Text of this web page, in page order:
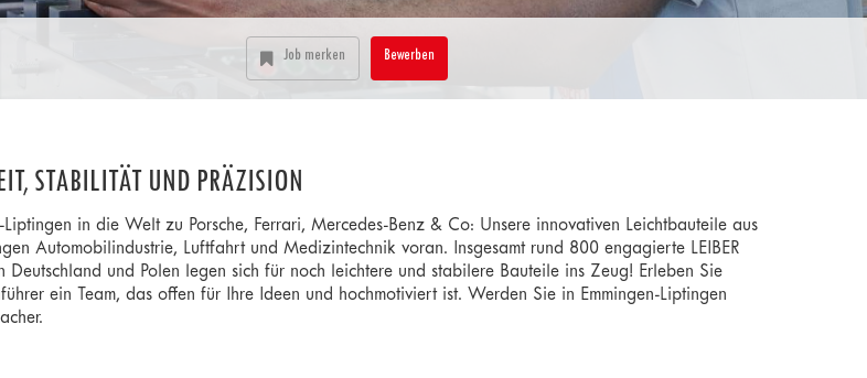
Job merken Bewerben
STABILITÄT UND PRÄZISION
Liptingen in die Welt zu Porsche, Ferrari, Mercedes-Benz & Co: Unsere innovativen Leichtbauteile aus
Automobilindustrie, Luftfahrt und Medizintechnik voran. Insgesamt rund 800 engagierte LEIBER
Deutschland und Polen legen sich für noch leichtere und stabilere Bauteile ins Zeug! Erleben Sie
ein Team, das offen für Ihre Ideen und hochmotiviert ist. Werden Sie in Emmingen-Liptingen